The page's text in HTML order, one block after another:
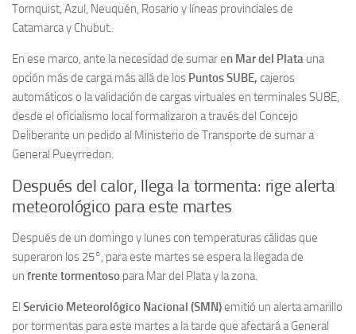
Tornquist, Azul, Neuquén, Rosario y líneas provinciales de
Catamarca y Chubut.
En ese marco, ante la necesidad de sumar en Mar del Plata una
opción más de carga más allá de los Puntos SUBE, cajeros
automáticos o la validación de cargas virtuales en terminales SUBE,
desde el oficialismo local formalizaron a través del Concejo
Deliberante un pedido al Ministerio de Transporte de sumar a
General Pueyrredon.
Después del calor, llega la tormenta: rige alerta
meteorológico para este martes
Después de un domingo y lunes con temperaturas cálidas que
superaron los 25°, para este martes se espera la llegada de
un frente tormentoso para Mar del Plata y la zona.
El Servicio Meteorológico Nacional (SMN)emitió un alerta amarillo
por tormentas para este martes a la tarde que afectará a General